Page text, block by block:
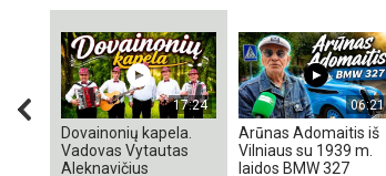
17:24
Dovainonių kapela.
Vadovas Vytautas
Aleknavičius
06:21
Arūnas Adomaitis iš
Vilniaus su 1939 m.
laidos BMW 327